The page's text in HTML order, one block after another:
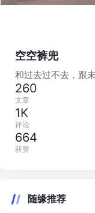
空空裤兜
和过去过不去，跟
260
文章
1K
评论
664
获赞
随缘推荐